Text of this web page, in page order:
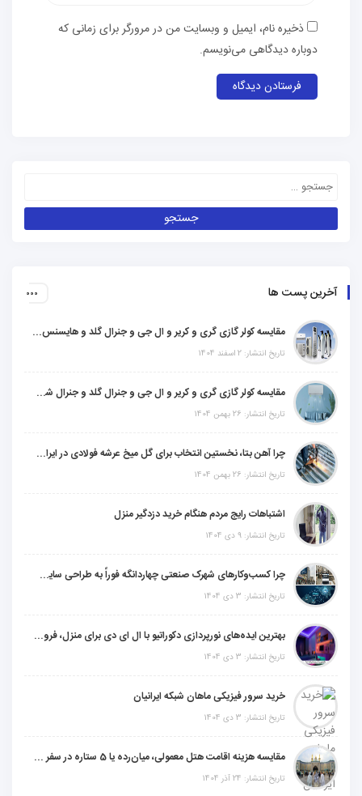
ذخیره نام، ایمیل و وبسایت من در مرورگر برای زمانی که
دوباره دیدگاهی می‌نویسم.
آخرین پست ها
مقایسه کولر گازی گری و کریر و ال جی و جنرال گلد و هایسنس و مدیا و اجنرال
تاریخ انتشار: 2 اسفند 1404
مقایسه کولر گازی گری و کریر و ال جی و جنرال گلد و جنرال شکار و سامسونگ و یونیوا
تاریخ انتشار: 26 بهمن 1404
چرا آهن بتا، نخستین انتخاب برای گل میخ عرشه فولادی در ایران است؟
تاریخ انتشار: 26 بهمن 1404
اشتباهات رایج مردم هنگام خرید دزدگیر منزل
تاریخ انتشار: 9 دی 1404
چرا کسب‌وکارهای شهرک صنعتی چهاردانگه فوراً به طراحی سایت نیاز دارند؟
تاریخ انتشار: 3 دی 1404
بهترین ایده‌های نورپردازی دکوراتیو با ال ای دی برای منزل، فروشگاه و دفتر کار
تاریخ انتشار: 3 دی 1404
خرید سرور فیزیکی ماهان شبکه ایرانیان
تاریخ انتشار: 3 دی 1404
مقایسه هزینه اقامت هتل معمولی، میان‌رده یا 5 ستاره در سفر زیارتی عراق
تاریخ انتشار: 24 آذر 1404